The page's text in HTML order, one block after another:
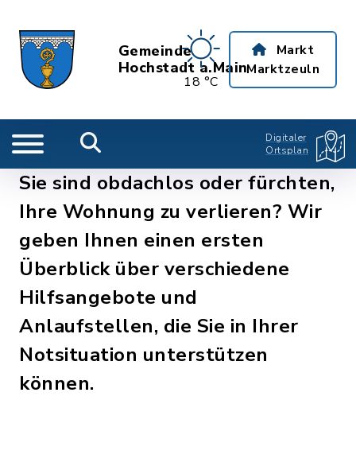
Gemeinde
Hochstadt a.Main
18 °C
Markt
Marktzeuln
Digitaler
Ortsplan
Sie sind obdachlos oder fürchten,
Ihre Wohnung zu verlieren? Wir
geben Ihnen einen ersten
Überblick über verschiedene
Hilfsangebote und
Anlaufstellen, die Sie in Ihrer
Notsituation unterstützen
können.